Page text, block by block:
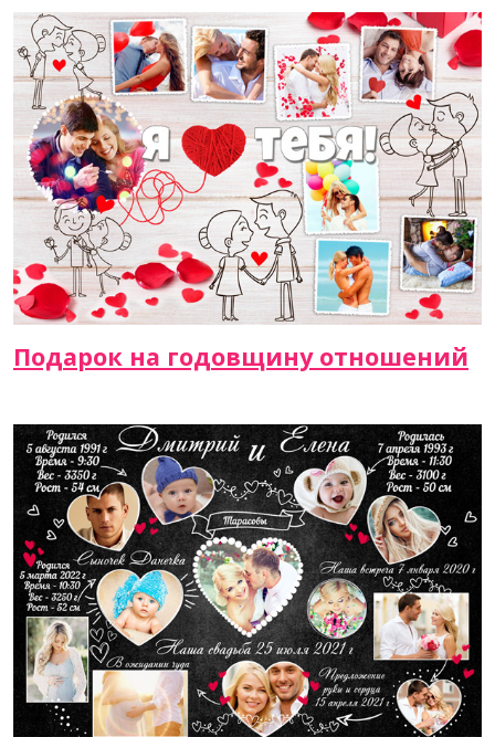
Подарок на годовщину отношений